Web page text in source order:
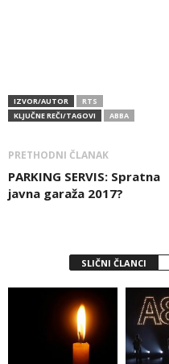
IZVOR/AUTOR
RTS
KLJUČNE REČI/TAGOVI
ABBA
PRETHODNI ČLANAK
PARKING SERVIS: Spratna
javna garaža 2017?
SLIČNI ČLANCI